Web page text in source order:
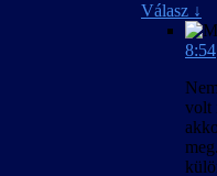
Válasz ↓
8:54
volt